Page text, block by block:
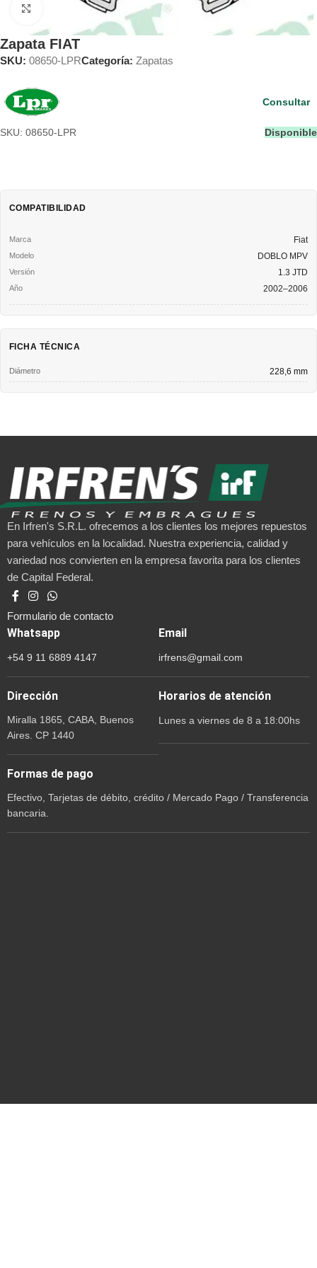
Clic para ampliar
Zapata FIAT
SKU: 08650-LPRCategoría: Zapatas
SKU: 08650-LPR Disponible
Consultar
COMPATIBILIDAD
Fiat
DOBLO MPV
1.3 JTD
2002–2006
FICHA TÉCNICA
Diámetro 228,6 mm
En Irfren's S.R.L. ofrecemos a los clientes los mejores repuestos
para vehículos en la localidad. Nuestra experiencia, calidad y
variedad nos convierten en la empresa favorita para los clientes
de Capital Federal.
Formulario de contacto
Whatsapp
+54 9 11 6889 4147
Email
irfrens@gmail.com
Dirección
Miralla 1865, CABA, Buenos
Aires. CP 1440
Horarios de atención
Lunes a viernes de 8 a 18:00hs
Formas de pago
Efectivo, Tarjetas de débito, crédito / Mercado Pago / Transferencia
bancaria.